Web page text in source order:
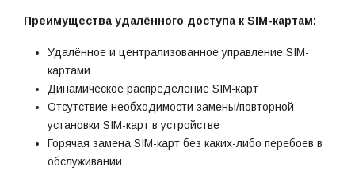
Преимущества удалённого доступа к SIM-картам:
Удалённое и централизованное управление SIM-
картами
Динамическое распределение SIM-карт
Отсутствие необходимости замены/повторной
установки SIM-карт в устройстве
Горячая замена SIM-карт без каких-либо перебоев в
обслуживании